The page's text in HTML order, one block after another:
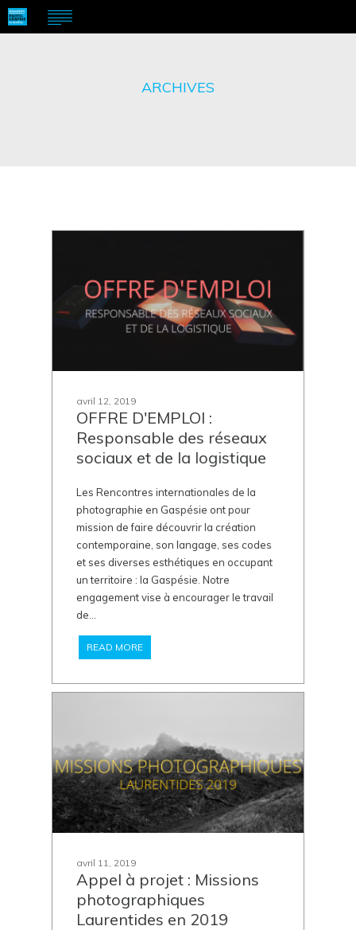
ARCHIVES
avril 12, 2019
OFFRE D'EMPLOI :
Responsable des réseaux
sociaux et de la logistique
Les Rencontres internationales de la
photographie en Gaspésie ont pour
mission de faire découvrir la création
contemporaine, son langage, ses codes
et ses diverses esthétiques en occupant
un territoire : la Gaspésie. Notre
engagement vise à encourager le travail
de...
READ MORE
avril 11, 2019
Appel à projet : Missions
photographiques
Laurentides en 2019